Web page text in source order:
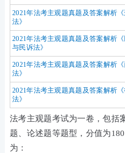
2021年法考主观题真题及答案解析
法》
2021年法考主观题真题及答案解析
与民诉法》
2021年法考主观题真题及答案解析
法》
2021年法考主观题真题及答案解析
法》
法考主观题考试为一卷，包括
题、论述题等题型，分值为
为：